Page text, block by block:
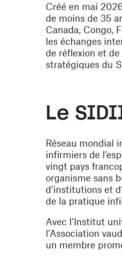
Créé en mai
de moins de 35
Canada, Congo,
les échanges
de réflexion et
stratégiques du
Le
Réseau mondial
infirmiers de
vingt pays
organisme sans
d’institutions et
de la pratique
Avec l’Institut
l’Association
un membre